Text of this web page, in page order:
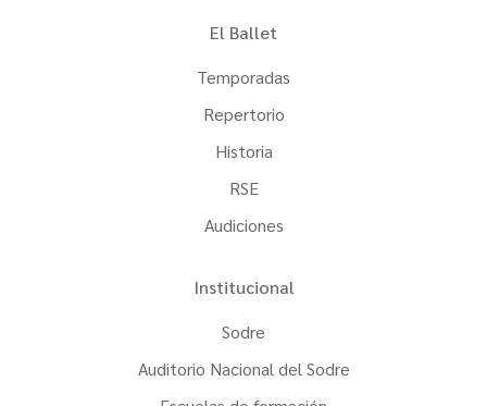
El Ballet
Temporadas
Repertorio
Historia
RSE
Audiciones
Institucional
Sodre
Auditorio Nacional del Sodre